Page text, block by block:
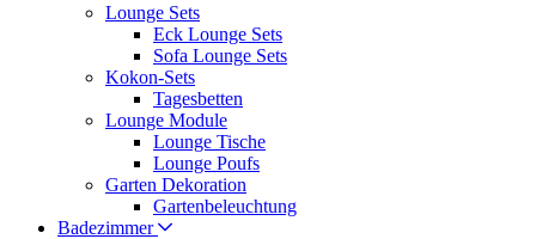
Lounge Sets
Eck Lounge Sets
Sofa Lounge Sets
Kokon-Sets
Tagesbetten
Lounge Module
Lounge Tische
Lounge Poufs
Garten Dekoration
Gartenbeleuchtung
Badezimmer